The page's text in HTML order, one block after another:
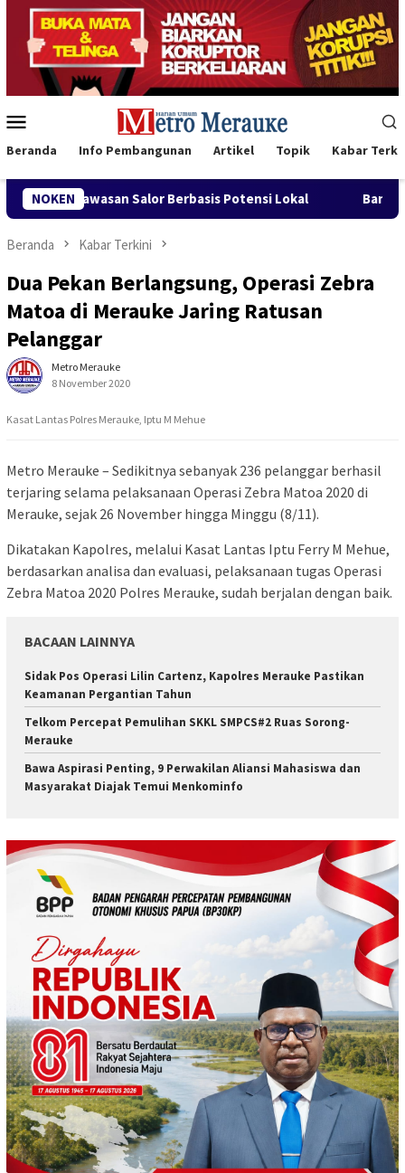
Loncat
konten
Mobile
Beranda Info Pembangunan Artikel Topik Kabar
NOKEN
Salor Berbasis Potensi Lokal Bank Mandiri Region
Beranda Kabar Terkini
Dua Pekan Berlangsung, Operasi Zebra
Matoa di Merauke Jaring Ratusan
Pelanggar
Metro Merauke
8 November 2020
Kasat Lantas Polres Merauke, Iptu M Mehue
Metro Merauke – Sedikitnya sebanyak 236 pelanggar berhasil
terjaring selama pelaksanaan Operasi Zebra Matoa 2020 di
Merauke, sejak 26 November hingga Minggu (8/11).
Dikatakan Kapolres, melalui Kasat Lantas Iptu Ferry M Mehue,
berdasarkan analisa dan evaluasi, pelaksanaan tugas Operasi
Zebra Matoa 2020 Polres Merauke, sudah berjalan dengan baik.
BACAAN LAINNYA
Sidak Pos Operasi Lilin Cartenz, Kapolres Merauke Pastikan
Keamanan Pergantian Tahun
Telkom Percepat Pemulihan SKKL SMPCS#2 Ruas Sorong-
Merauke
Bawa Aspirasi Penting, 9 Perwakilan Aliansi Mahasiswa dan
Masyarakat Diajak Temui Menkominfo